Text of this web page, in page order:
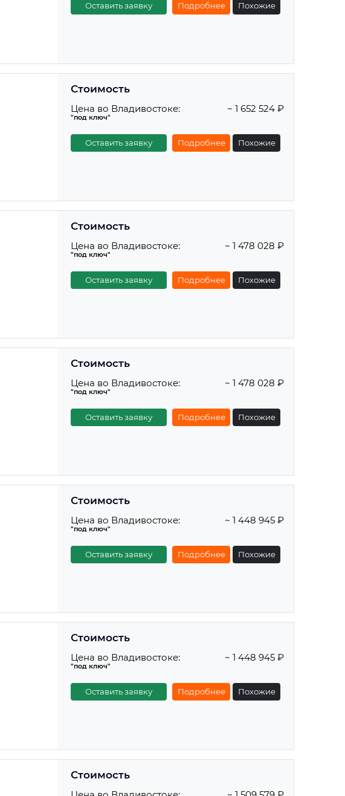
Оставить заявку Подробнее Похожие
Стоимость
Цена во Владивостоке:
"под ключ"
~ 1 652 524 ₽
Оставить заявку Подробнее Похожие
Стоимость
Цена во Владивостоке:
"под ключ"
~ 1 478 028 ₽
Оставить заявку Подробнее Похожие
Стоимость
Цена во Владивостоке:
"под ключ"
~ 1 478 028 ₽
Оставить заявку Подробнее Похожие
Стоимость
Цена во Владивостоке:
"под ключ"
~ 1 448 945 ₽
Оставить заявку Подробнее Похожие
Стоимость
Цена во Владивостоке:
"под ключ"
~ 1 448 945 ₽
Оставить заявку Подробнее Похожие
Стоимость